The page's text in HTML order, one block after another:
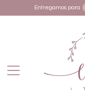
Entregamos para